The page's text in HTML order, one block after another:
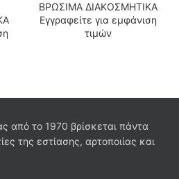
ΒΡΩΣΙΜΑ ΔΙΑΚΟΣΜΗΤΙΚΑ
Εγγραφείτε για εμφάνιση
τιμών
από το 1970 βρίσκεται πάντα
της εστίασης, αρτοποιίας και